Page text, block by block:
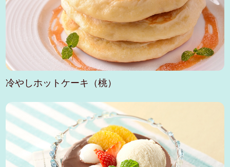
冷やしホットケーキ（桃）